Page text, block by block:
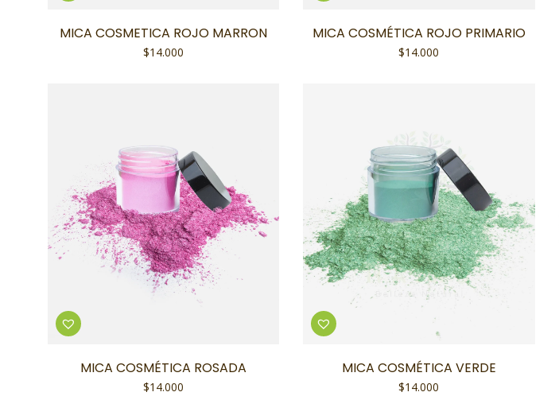
MICA COSMETICA ROJO MARRON
$14.000
MICA COSMÉTICA ROJO PRIMARIO
$14.000
MICA COSMÉTICA ROSADA
$14.000
MICA COSMÉTICA VERDE
$14.000